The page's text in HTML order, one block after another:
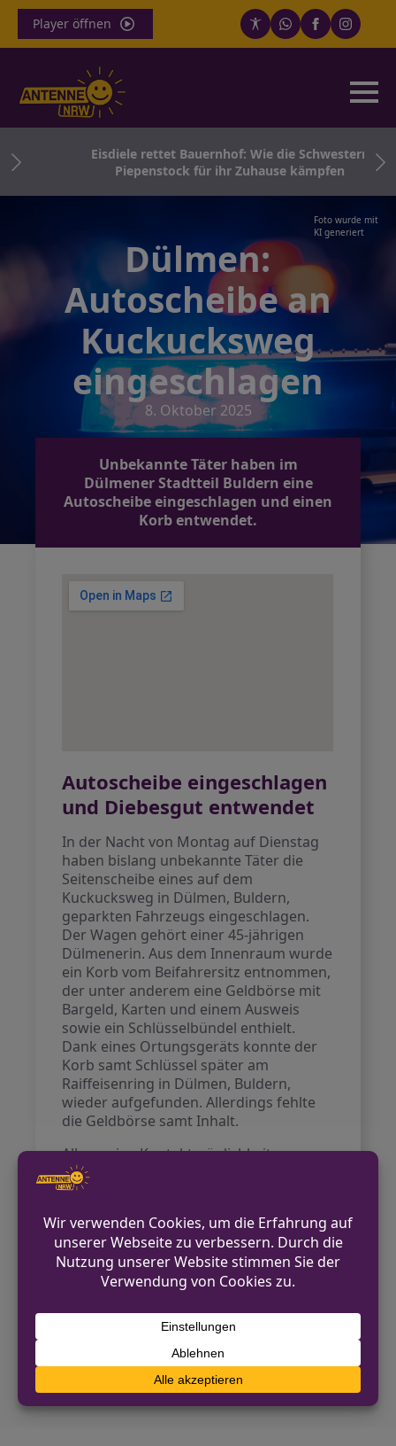
Player öffnen
Eisdiele rettet Bauernhof: Wie die Schwestern
Piepenstock für ihr Zuhause kämpfen
Foto wurde mit
KI generiert
Dülmen:
Autoscheibe an
Kuckucksweg
eingeschlagen
8. Oktober 2025
Unbekannte Täter haben im
Dülmener Stadtteil Buldern eine
Autoscheibe eingeschlagen und einen
Korb entwendet.
Autoscheibe eingeschlagen
und Diebesgut entwendet
In der Nacht von Montag auf Dienstag
haben bislang unbekannte Täter die
Seitenscheibe eines auf dem
Kuckucksweg in Dülmen, Buldern,
geparkten Fahrzeugs eingeschlagen.
Der Wagen gehört einer 45-jährigen
Dülmenerin. Aus dem Innenraum wurde
ein Korb vom Beifahrersitz entnommen,
der unter anderem eine Geldbörse mit
Bargeld, Karten und einem Ausweis
sowie ein Schlüsselbündel enthielt.
Dank eines Ortungsgeräts konnte der
Korb samt Schlüssel später am
Raiffeisenring in Dülmen, Buldern,
wieder aufgefunden. Allerdings fehlte
die Geldbörse samt Inhalt.
Allgemeine Kontaktmöglichkeiten
finden sich auf der offiziellen Webseite
der Polizei Coesfeld
VORHERIGER BEITRAG
Hochwertiges Auto in Dortmund durch
Schüsse beschädigt
NÄCHSTER BEITRAG
Reisehinweise der Bundespolizei für den
Flughafen Düsseldorf